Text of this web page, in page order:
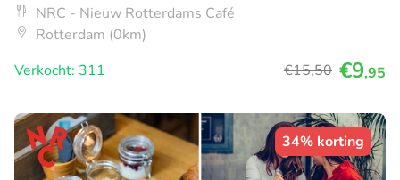
NRC - Nieuw Rotterdams Café
Rotterdam (0km)
Verkocht: 311
€15,50 €9,95
34% korting